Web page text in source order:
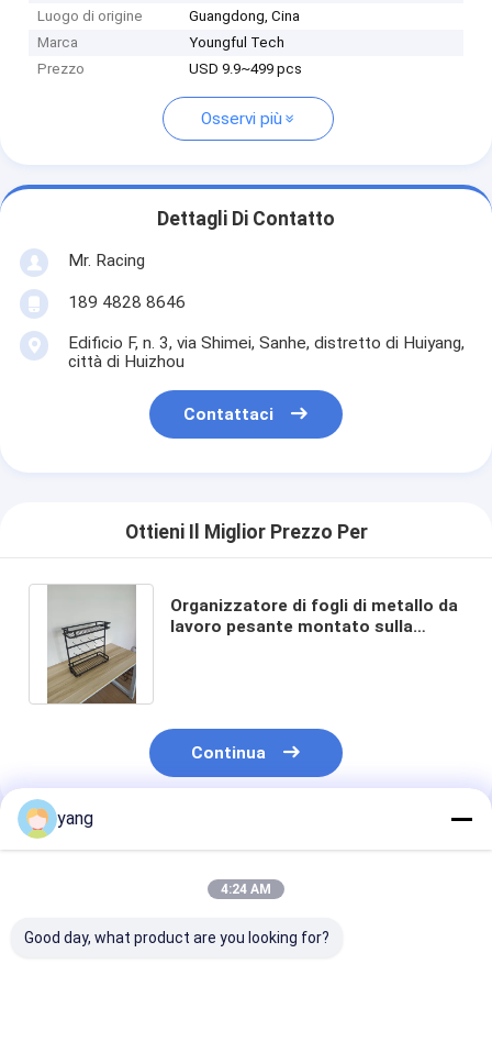
Luogo di origine
Guangdong, Cina
Marca
Youngful Tech
Prezzo
USD 9.9~499 pcs
Osservi più
Dettagli Di Contatto
Mr. Racing
189 4828 8646
Edificio F, n. 3, via Shimei, Sanhe, distretto di Huiyang,
città di Huizhou
Contattaci
Ottieni Il Miglior Prezzo Per
Organizzatore di fogli di metallo da
lavoro pesante montato sulla
Continua
Prodotti Raccomandati
yang
4:24 AM
Good day, what product are you looking for?